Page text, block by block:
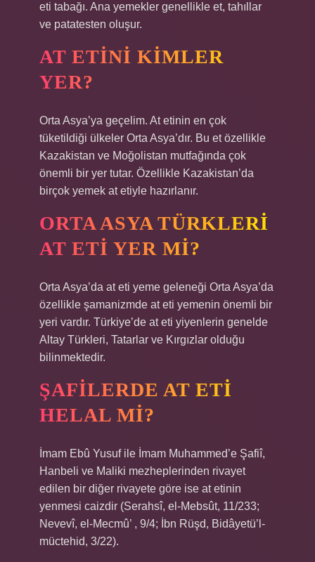
eti tabağı. Ana yemekler genellikle et, tahıllar
ve patatesten oluşur.
AT ETINI KIMLER
YER?
Orta Asya’ya geçelim. At etinin en çok
tüketildiği ülkeler Orta Asya’dır. Bu et özellikle
Kazakistan ve Moğolistan mutfağında çok
önemli bir yer tutar. Özellikle Kazakistan’da
birçok yemek at etiyle hazırlanır.
ORTA ASYA TÜRKLERI
AT ETI YER MI?
Orta Asya’da at eti yeme geleneği Orta Asya’da
özellikle şamanizmde at eti yemenin önemli bir
yeri vardır. Türkiye’de at eti yiyenlerin genelde
Altay Türkleri, Tatarlar ve Kırgızlar olduğu
bilinmektedir.
ŞAFILERDE AT ETI
HELAL MI?
İmam Ebû Yusuf ile İmam Muhammed’e Şafiî,
Hanbeli ve Maliki mezheplerinden rivayet
edilen bir diğer rivayete göre ise at etinin
yenmesi caizdir (Serahsî, el-Mebsût, 11/233;
Nevevî, el-Mecmû’ , 9/4; İbn Rüşd, Bidâyetü’l-
müctehid, 3/22).